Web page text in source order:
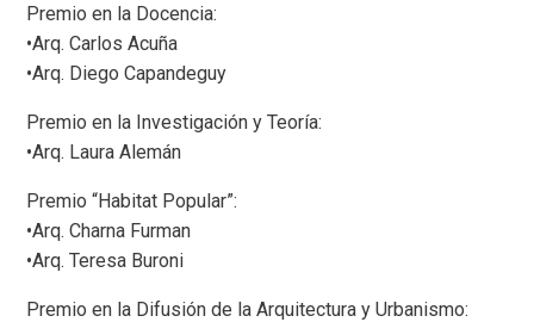
Premio en la Docencia:
•Arq. Carlos Acuña
•Arq. Diego Capandeguy
Premio en la Investigación y Teoría:
•Arq. Laura Alemán
Premio “Habitat Popular”:
•Arq. Charna Furman
•Arq. Teresa Buroni
Premio en la Difusión de la Arquitectura y Urbanismo: